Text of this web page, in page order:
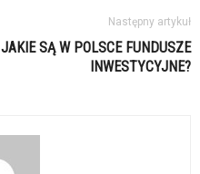
Następny artykuł
JAKIE SĄ W POLSCE FUNDUSZE
INWESTYCYJNE?